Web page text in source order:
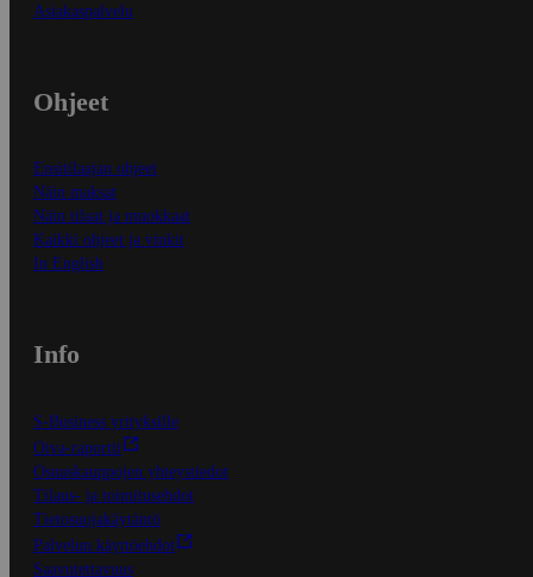
Asiakaspalvelu
Ohjeet
Ensitilaajan ohjeet
Näin maksat
Näin tilaat ja muokkaat
Kaikki ohjeet ja vinkit
In English
Info
S-Business yrityksille
Oiva-raportit
Osuuskauppojen yhteystiedot
Tilaus- ja toimitusehdot
Tietosuojakäytäntö
Palvelun käyttöehdot
Saavutettavuus